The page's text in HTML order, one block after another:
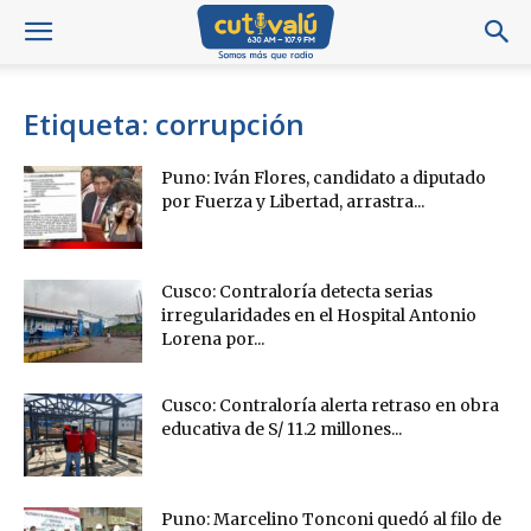
Etiqueta: corrupción
Puno: Iván Flores, candidato a diputado
por Fuerza y Libertad, arrastra...
Cusco: Contraloría detecta serias
irregularidades en el Hospital Antonio
Lorena por...
Cusco: Contraloría alerta retraso en obra
educativa de S/ 11.2 millones...
Puno: Marcelino Tonconi quedó al filo de